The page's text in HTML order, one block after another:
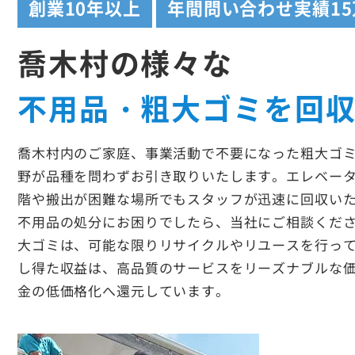
創業10年以上 年間問い合わせ実績
喬木村の様々な
不用品・粗大ゴミを回
喬木村内のご家庭、事業活動で不要になった粗大ゴ
野が品種を問わずお引き取りいたします。エレベー
階や搬出が困難な場所でもスタッフが迅速に回収い
不用品の処分にお困りでしたら、当社にご相談くだ
大ゴミは、可能な限りリサイクルやリユースを行っ
し得た収益は、高品質のサービスをリーズナブルな
金の低価格化へ還元しています。